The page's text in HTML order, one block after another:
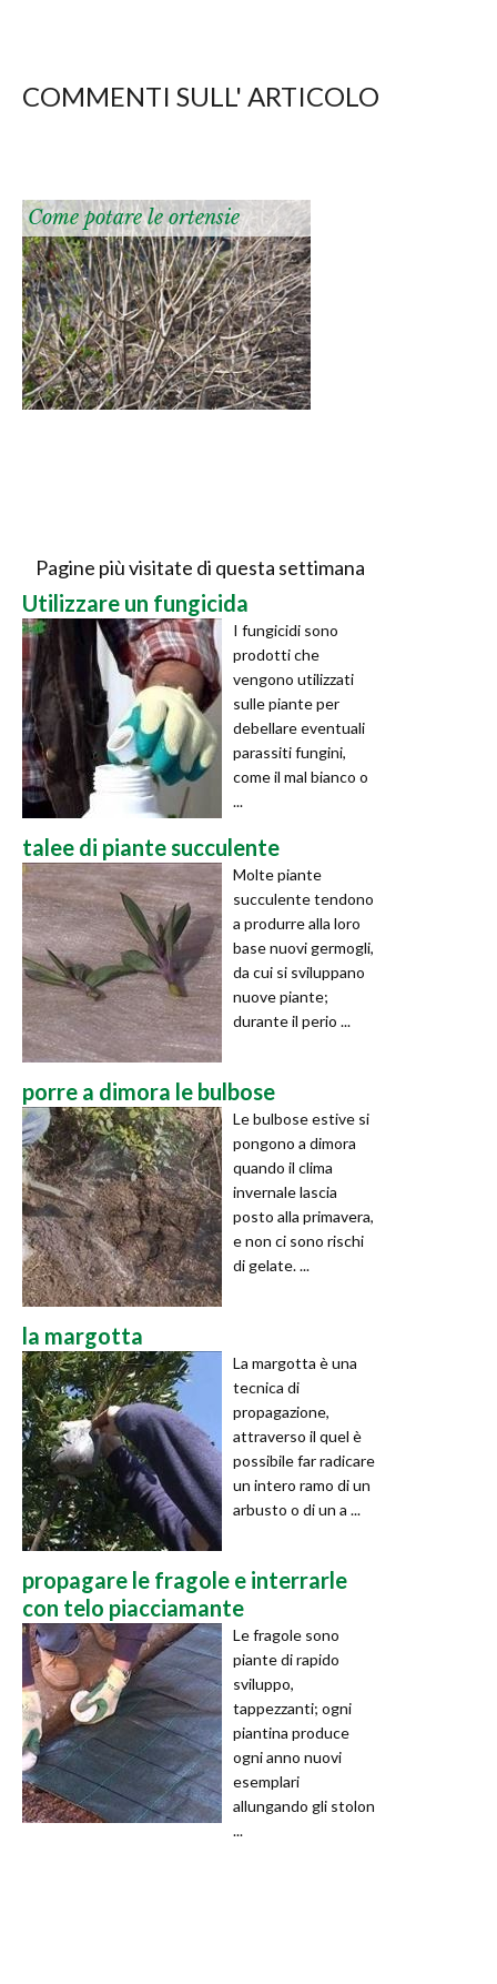
COMMENTI SULL' ARTICOLO
Come potare le ortensie
Pagine più visitate di questa settimana
Utilizzare un fungicida
I fungicidi sono
prodotti che
vengono utilizzati
sulle piante per
debellare eventuali
parassiti fungini,
come il mal bianco o
...
talee di piante succulente
Molte piante
succulente tendono
a produrre alla loro
base nuovi germogli,
da cui si sviluppano
nuove piante;
durante il perio ...
porre a dimora le bulbose
Le bulbose estive si
pongono a dimora
quando il clima
invernale lascia
posto alla primavera,
e non ci sono rischi
di gelate. ...
la margotta
La margotta è una
tecnica di
propagazione,
attraverso il quel è
possibile far radicare
un intero ramo di un
arbusto o di un a ...
propagare le fragole e interrarle
con telo piacciamante
Le fragole sono
piante di rapido
sviluppo,
tappezzanti; ogni
piantina produce
ogni anno nuovi
esemplari
allungando gli stolon
...